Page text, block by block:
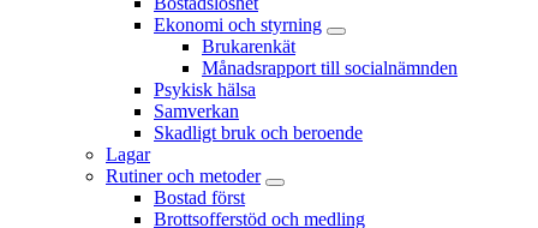
Ekonomi och styrning
Brukarenkät
Månadsrapport till socialnämnden
Psykisk hälsa
Samverkan
Skadligt bruk och beroende
Lagar
Rutiner och metoder
Bostad först
Brottsofferstöd och medling